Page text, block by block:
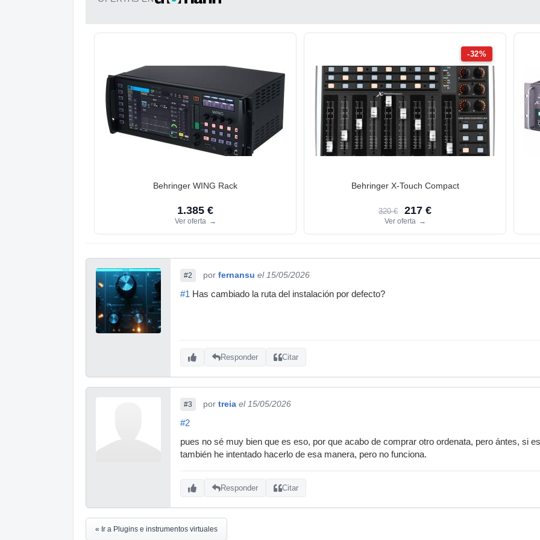
Behringer WING Rack
1.385 €
Ver oferta →
-32%
Behringer X-Touch Compact
320 € 217 €
Ver oferta →
#2 por fernansu el 15/05/2026
#1 Has cambiado la ruta del instalación por defecto?
Responder Citar
#3 por treia el 15/05/2026
#2
pues no sé muy bien que es eso, por que acabo de comprar otro ordenata, pero ántes, si
también he intentado hacerlo de esa manera, pero no funciona.
Responder Citar
« Ir a Plugins e instrumentos virtuales